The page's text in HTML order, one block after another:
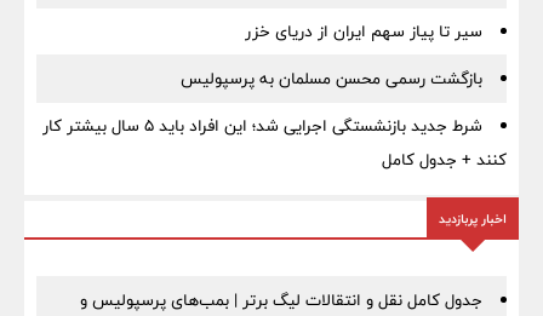
سیر تا پیاز سهم ایران از دریای خزر
بازگشت رسمی محسن مسلمان به پرسپولیس
شرط جدید بازنشستگی اجرایی شد؛ این افراد باید ۵ سال بیشتر کار
کنند + جدول کامل
اخبار پربازدید
جدول کامل نقل و انتقالات لیگ برتر | بمب‌های پرسپولیس و